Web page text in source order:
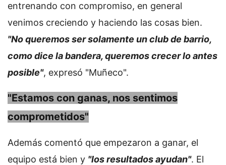
entrenando con compromiso, en general
venimos creciendo y haciendo las cosas bien.
"No queremos ser solamente un club de barrio,
como dice la bandera, queremos crecer lo antes
posible", expresó "Muñeco".
"Estamos con ganas, nos sentimos
comprometidos"
Además comentó que empezaron a ganar, el
equipo está bien y "los resultados ayudan". El